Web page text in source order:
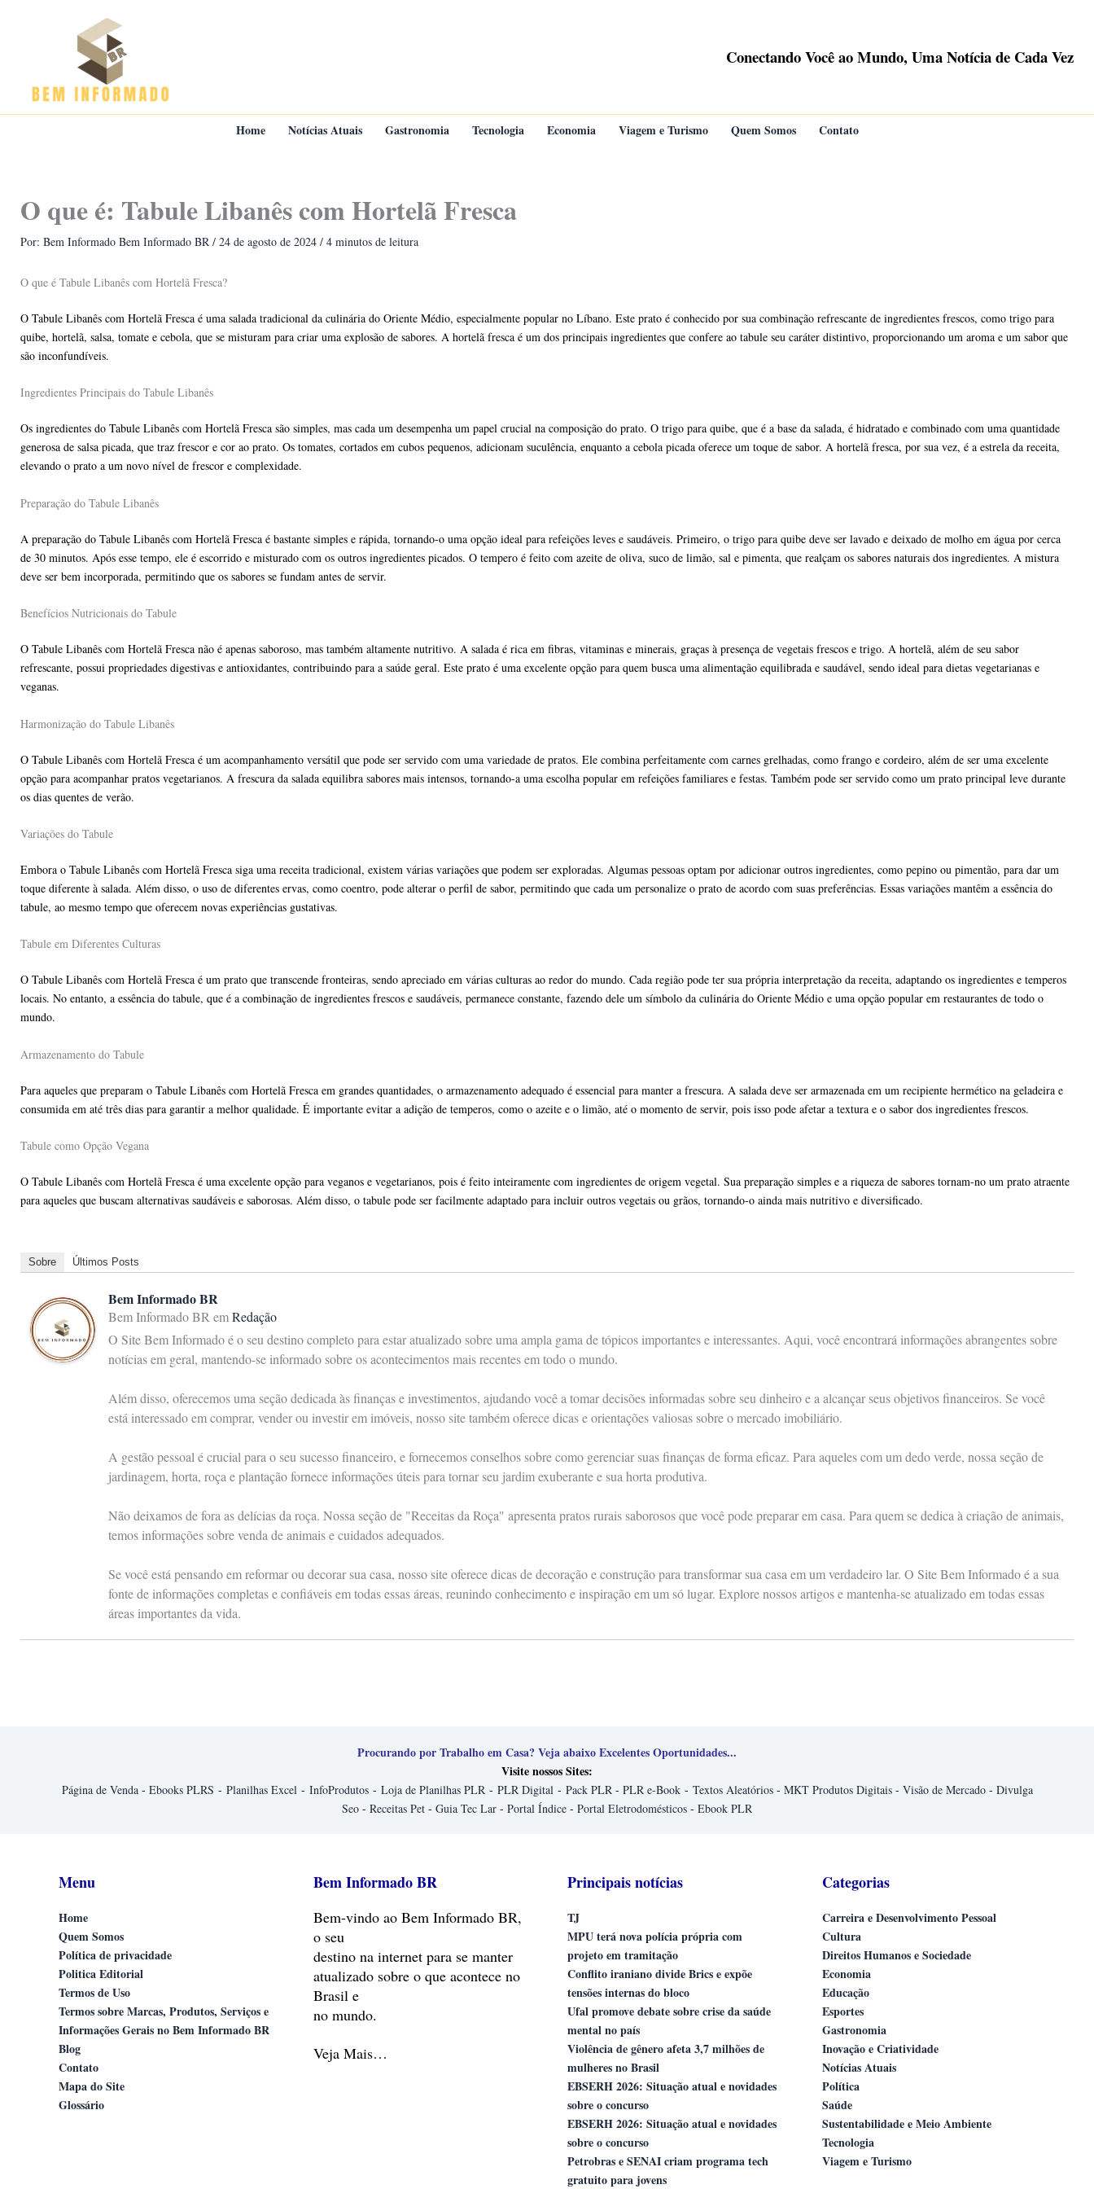
Conectando Você ao Mundo, Uma Notícia de Cada Vez
Home Notícias Atuais Gastronomia Tecnologia Economia Viagem e Turismo Quem Somos Contato
O que é: Tabule Libanês com Hortelã Fresca
Por: Bem Informado Bem Informado BR / 24 de agosto de 2024 / 4 minutos de leitura
O que é Tabule Libanês com Hortelã Fresca?
O Tabule Libanês com Hortelã Fresca é uma salada tradicional da culinária do Oriente Médio, especialmente popular no Líbano. Este prato é conhecido por sua combinação refrescante de ingredientes frescos, como trigo para
quibe, hortelã, salsa, tomate e cebola, que se misturam para criar uma explosão de sabores. A hortelã fresca é um dos principais ingredientes que confere ao tabule seu caráter distintivo, proporcionando um aroma e um sabor que
são inconfundíveis.
Ingredientes Principais do Tabule Libanês
Os ingredientes do Tabule Libanês com Hortelã Fresca são simples, mas cada um desempenha um papel crucial na composição do prato. O trigo para quibe, que é a base da salada, é hidratado e combinado com uma quantidade
generosa de salsa picada, que traz frescor e cor ao prato. Os tomates, cortados em cubos pequenos, adicionam suculência, enquanto a cebola picada oferece um toque de sabor. A hortelã fresca, por sua vez, é a estrela da receita,
elevando o prato a um novo nível de frescor e complexidade.
Preparação do Tabule Libanês
A preparação do Tabule Libanês com Hortelã Fresca é bastante simples e rápida, tornando-o uma opção ideal para refeições leves e saudáveis. Primeiro, o trigo para quibe deve ser lavado e deixado de molho em água por cerca
de 30 minutos. Após esse tempo, ele é escorrido e misturado com os outros ingredientes picados. O tempero é feito com azeite de oliva, suco de limão, sal e pimenta, que realçam os sabores naturais dos ingredientes. A mistura
deve ser bem incorporada, permitindo que os sabores se fundam antes de servir.
Benefícios Nutricionais do Tabule
O Tabule Libanês com Hortelã Fresca não é apenas saboroso, mas também altamente nutritivo. A salada é rica em fibras, vitaminas e minerais, graças à presença de vegetais frescos e trigo. A hortelã, além de seu sabor
refrescante, possui propriedades digestivas e antioxidantes, contribuindo para a saúde geral. Este prato é uma excelente opção para quem busca uma alimentação equilibrada e saudável, sendo ideal para dietas vegetarianas e
veganas.
Harmonização do Tabule Libanês
O Tabule Libanês com Hortelã Fresca é um acompanhamento versátil que pode ser servido com uma variedade de pratos. Ele combina perfeitamente com carnes grelhadas, como frango e cordeiro, além de ser uma excelente
opção para acompanhar pratos vegetarianos. A frescura da salada equilibra sabores mais intensos, tornando-a uma escolha popular em refeições familiares e festas. Também pode ser servido como um prato principal leve durante
os dias quentes de verão.
Variações do Tabule
Embora o Tabule Libanês com Hortelã Fresca siga uma receita tradicional, existem várias variações que podem ser exploradas. Algumas pessoas optam por adicionar outros ingredientes, como pepino ou pimentão, para dar um
toque diferente à salada. Além disso, o uso de diferentes ervas, como coentro, pode alterar o perfil de sabor, permitindo que cada um personalize o prato de acordo com suas preferências. Essas variações mantêm a essência do
tabule, ao mesmo tempo que oferecem novas experiências gustativas.
Tabule em Diferentes Culturas
O Tabule Libanês com Hortelã Fresca é um prato que transcende fronteiras, sendo apreciado em várias culturas ao redor do mundo. Cada região pode ter sua própria interpretação da receita, adaptando os ingredientes e temperos
locais. No entanto, a essência do tabule, que é a combinação de ingredientes frescos e saudáveis, permanece constante, fazendo dele um símbolo da culinária do Oriente Médio e uma opção popular em restaurantes de todo o
mundo.
Armazenamento do Tabule
Para aqueles que preparam o Tabule Libanês com Hortelã Fresca em grandes quantidades, o armazenamento adequado é essencial para manter a frescura. A salada deve ser armazenada em um recipiente hermético na geladeira e
consumida em até três dias para garantir a melhor qualidade. É importante evitar a adição de temperos, como o azeite e o limão, até o momento de servir, pois isso pode afetar a textura e o sabor dos ingredientes frescos.
Tabule como Opção Vegana
O Tabule Libanês com Hortelã Fresca é uma excelente opção para veganos e vegetarianos, pois é feito inteiramente com ingredientes de origem vegetal. Sua preparação simples e a riqueza de sabores tornam-no um prato atraente
para aqueles que buscam alternativas saudáveis e saborosas. Além disso, o tabule pode ser facilmente adaptado para incluir outros vegetais ou grãos, tornando-o ainda mais nutritivo e diversificado.
Sobre Últimos Posts
Bem Informado BR
Bem Informado BR emRedação
O Site Bem Informado é o seu destino completo para estar atualizado sobre uma ampla gama de tópicos importantes e interessantes. Aqui, você encontrará informações abrangentes sobre
notícias em geral, mantendo-se informado sobre os acontecimentos mais recentes em todo o mundo.
Além disso, oferecemos uma seção dedicada às finanças e investimentos, ajudando você a tomar decisões informadas sobre seu dinheiro e a alcançar seus objetivos financeiros. Se você
está interessado em comprar, vender ou investir em imóveis, nosso site também oferece dicas e orientações valiosas sobre o mercado imobiliário.
A gestão pessoal é crucial para o seu sucesso financeiro, e fornecemos conselhos sobre como gerenciar suas finanças de forma eficaz. Para aqueles com um dedo verde, nossa seção de
jardinagem, horta, roça e plantação fornece informações úteis para tornar seu jardim exuberante e sua horta produtiva.
Não deixamos de fora as delícias da roça. Nossa seção de "Receitas da Roça" apresenta pratos rurais saborosos que você pode preparar em casa. Para quem se dedica à criação de animais,
temos informações sobre venda de animais e cuidados adequados.
Se você está pensando em reformar ou decorar sua casa, nosso site oferece dicas de decoração e construção para transformar sua casa em um verdadeiro lar. O Site Bem Informado é a sua
fonte de informações completas e confiáveis em todas essas áreas, reunindo conhecimento e inspiração em um só lugar. Explore nossos artigos e mantenha-se atualizado em todas essas
áreas importantes da vida.
Procurando por Trabalho em Casa? Veja abaixo Excelentes Oportunidades...
Visite nossos Sites:
Página de Venda- Ebooks PLRS - Planilhas Excel- InfoProdutos- Loja de Planilhas PLR- PLR Digital- Pack PLR- PLR e-Book- Textos Aleatórios- MKT Produtos Digitais- Visão de Mercado- Divulga
Seo - Receitas Pet - Guia Tec Lar - Portal Índice - Portal Eletrodomésticos - Ebook PLR
Menu
Home
Quem Somos
Política de privacidade
Politica Editorial
Termos de Uso
Termos sobre Marcas, Produtos, Serviços e
Informações Gerais no Bem Informado BR
Blog
Contato
Mapa do Site
Glossário
Bem Informado BR
Bem-vindoao Bem Informado BR,
o seu
destino na internet para se manter
atualizado sobre o que acontece no
Brasil e
no mundo.
Veja Mais…
Principais notícias
TJ
MPU terá nova polícia própria com
projeto em tramitação
Conflito iraniano divide Brics e expõe
tensões internas do bloco
Ufal promove debate sobre crise da saúde
mental no país
Violência de gênero afeta 3,7 milhões de
mulheres no Brasil
EBSERH 2026: Situação atual e novidades
sobre o concurso
EBSERH 2026: Situação atual e novidades
sobre o concurso
Petrobras e SENAI criam programa tech
gratuito para jovens
Categorias
Carreira e Desenvolvimento Pessoal
Cultura
Direitos Humanos e Sociedade
Economia
Educação
Esportes
Gastronomia
Inovação e Criatividade
Notícias Atuais
Política
Saúde
Sustentabilidade e Meio Ambiente
Tecnologia
Viagem e Turismo